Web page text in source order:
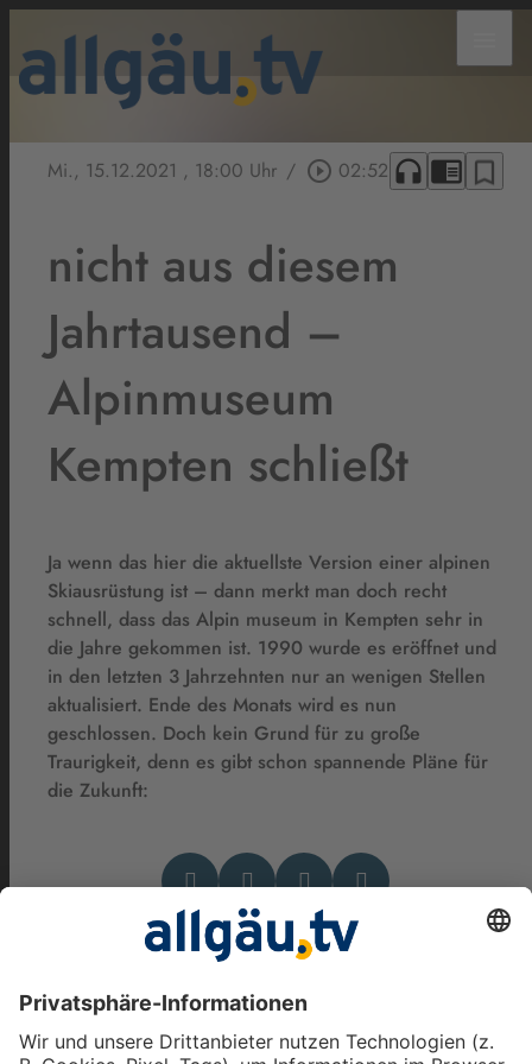
Mi., 15.12.2021 , 18:00 Uhr / play_circle_outline 02:52 headphones chrome_reader_mode bookmark_border
nicht aus diesem
Jahrtausend –
Alpinmuseum
Kempten schließt
Ja wenn das hier die aktuellste Version einer alpinen
Skiausrüstung ist – dann merkt man doch recht
schnell, dass das Alpin museum in Kempten sehr in
die Jahre gekommen ist. 1990 wurde es eröffnet und
in den letzten 3 Jahrzehnten nur an wenigen Stellen
aktualisiert. Ende des Monats wird es nun
geschlossen. Doch kein Grund für zu große
Traurigkeit, denn es gibt schon spannende Pläne für
die Zukunft:
Das könnte Dich auch